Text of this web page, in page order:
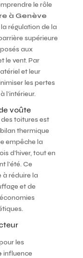
le rôle
à Genève
régulation de la
supérieure
aux
le vent. Par
et leur
les pertes
l’intérieur.
voûte
toitures est
thermique
empêche la
d’hiver, tout en
l’été. Ce
à réduire la
et de
les
influence